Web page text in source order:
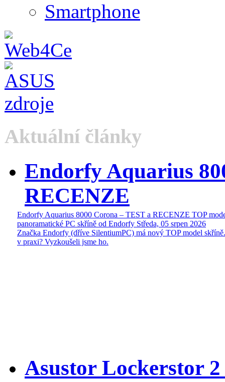
Smartphone
Aktuální články
Endorfy Aquarius
RECENZE
Endorfy Aquarius 8000 Corona – TEST a RECENZE TOP
panoramatické PC skříně od Endorfy Středa, 05 srpen 2026
Značka Endorfy (dříve SilentiumPC) má nový TOP model
v praxi? Vyzkoušeli jsme ho.
Asustor Lockerstor